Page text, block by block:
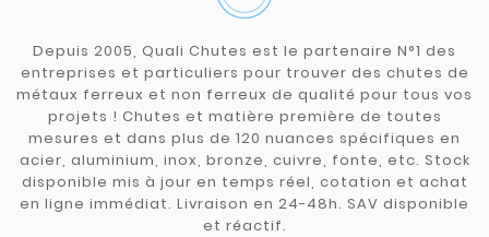
Depuis 2005, Quali Chutes est le partenaire N°1 des
entreprises et particuliers pour trouver des chutes de
métaux ferreux et non ferreux de qualité pour tous vos
projets ! Chutes et matière première de toutes
mesures et dans plus de 120 nuances spécifiques en
acier, aluminium, inox, bronze, cuivre, fonte, etc. Stock
disponible mis à jour en temps réel, cotation et achat
en ligne immédiat. Livraison en 24-48h. SAV disponible
et réactif.